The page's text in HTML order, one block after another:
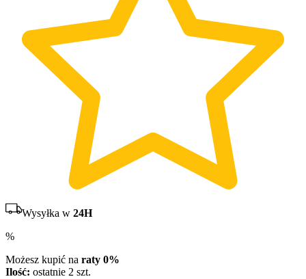
Wysyłka w 24H
%
Możesz kupić na raty 0%
Ilość: ostatnie 2 szt.